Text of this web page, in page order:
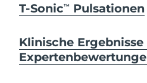
T-SonicTM Pulsationen
Klinische Ergebnisse